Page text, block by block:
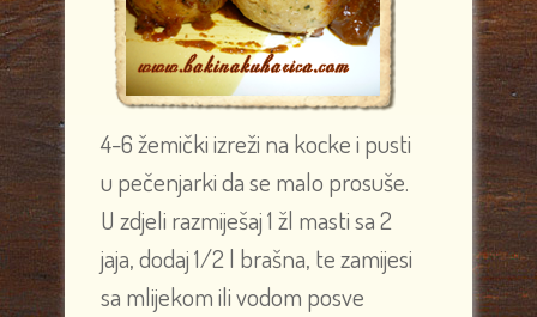
4-6 žemički izreži na kocke i pusti
u pečenjarki da se malo prosuše.
U zdjeli razmiješaj 1 žl masti sa 2
jaja, dodaj 1/2 l brašna, te zamijesi
sa mlijekom ili vodom posve